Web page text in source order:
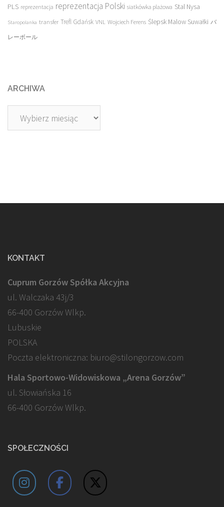
PLS reprezentacja reprezentacja Polski siatkówka plażowa Stal Nysa
Staropolanka transfer Trefl Gdańsk VNL Wojciech Ferens Ślepsk Malow Suwałki バ
レーボール
ARCHIWA
Archiwa
KONTAKT
Cuprum Gorzów Spółka Akcyjna
ul. Walczaka 43j/3
66-400 Gorzów Wlkp.
Lubuskie
POLSKA
Poczta elektroniczna: biuro@stilongorzow.com
Hala Sportowo-Widowiskowa „Arena Gorzów”
ul. Słowiańska 16
66-400 Gorzów Wlkp.
SPOŁECZNOŚCI